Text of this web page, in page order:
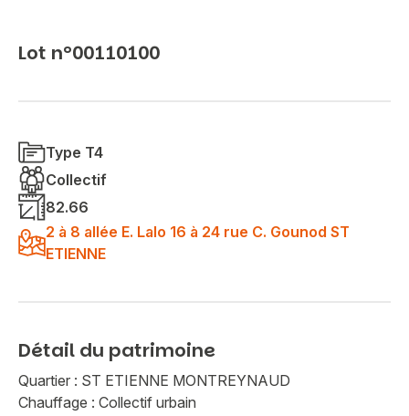
Lot n°00110100
Type T4
Collectif
82.66
2 à 8 allée E. Lalo 16 à 24 rue C. Gounod ST
ETIENNE
Détail du patrimoine
Quartier : ST ETIENNE MONTREYNAUD
Chauffage : Collectif urbain